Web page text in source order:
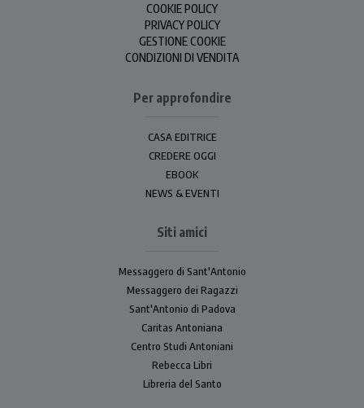
COOKIE POLICY
PRIVACY POLICY
GESTIONE COOKIE
CONDIZIONI DI VENDITA
Per approfondire
CASA EDITRICE
CREDERE OGGI
EBOOK
NEWS & EVENTI
Siti amici
Messaggero di Sant'Antonio
Messaggero dei Ragazzi
Sant'Antonio di Padova
Caritas Antoniana
Centro Studi Antoniani
Rebecca Libri
Libreria del Santo